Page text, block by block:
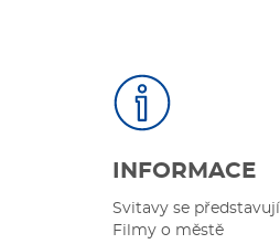
INFORMACE
Svitavy se představují
Filmy o městě